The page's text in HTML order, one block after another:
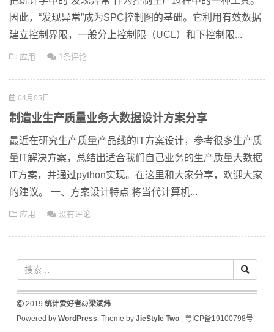
因此，“发现异常”成为SPC控制图的基础。它利用有效数据
建立控制界限，一般分上控制限（UCL）和下控制限...
应用 1条评论
04月05日
制造业生产质量业务大数据设计方案分享
最近在研究生产质量产品线的IT方案设计，参考很多生产质
量IT解决方案，总结出适合我们自己业务的生产质量大数据
IT方案，并通过python实现。在这里和大家分享，欢迎大家
的建议。 一、方案设计特点 将当代计算机...
应用 没有评论
2019 统计爱好者@梁斌炜
Powered by WordPress. Theme by JieStyle Two| 粤ICP备19100798号